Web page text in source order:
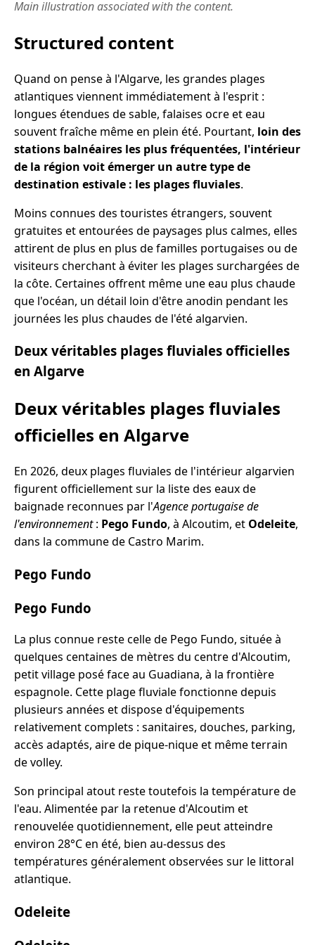
Main illustration associated with the content.
Structured content
Quand on pense à l'Algarve, les grandes plages
atlantiques viennent immédiatement à l'esprit :
longues étendues de sable, falaises ocre et eau
souvent fraîche même en plein été. Pourtant, loin des
stations balnéaires les plus fréquentées, l'intérieur
de la région voit émerger un autre type de
destination estivale : les plages fluviales.
Moins connues des touristes étrangers, souvent
gratuites et entourées de paysages plus calmes, elles
attirent de plus en plus de familles portugaises ou de
visiteurs cherchant à éviter les plages surchargées de
la côte. Certaines offrent même une eau plus chaude
que l'océan, un détail loin d'être anodin pendant les
journées les plus chaudes de l'été algarvien.
Deux véritables plages fluviales officielles
en Algarve
Deux véritables plages fluviales
officielles en Algarve
En 2026, deux plages fluviales de l'intérieur algarvien
figurent officiellement sur la liste des eaux de
baignade reconnues par l'Agence portugaise de
l'environnement: Pego Fundo, à Alcoutim, et Odeleite,
dans la commune de Castro Marim.
Pego Fundo
Pego Fundo
La plus connue reste celle de Pego Fundo, située à
quelques centaines de mètres du centre d'Alcoutim,
petit village posé face au Guadiana, à la frontière
espagnole. Cette plage fluviale fonctionne depuis
plusieurs années et dispose d'équipements
relativement complets : sanitaires, douches, parking,
accès adaptés, aire de pique-nique et même terrain
de volley.
Son principal atout reste toutefois la température de
l'eau. Alimentée par la retenue d'Alcoutim et
renouvelée quotidiennement, elle peut atteindre
environ 28°C en été, bien au-dessus des
températures généralement observées sur le littoral
atlantique.
Odeleite